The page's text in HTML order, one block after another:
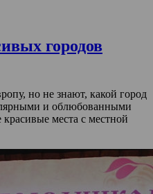
городов
но не знают, какой город
и облюбованными
места с местной